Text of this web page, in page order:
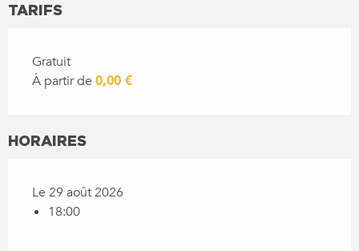
TARIFS
Gratuit
À partir de 0,00 €
HORAIRES
Le 29 août 2026
18:00